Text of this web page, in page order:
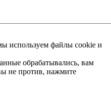
используем файлы cookie и
обрабатывались, вам
не против, нажмите